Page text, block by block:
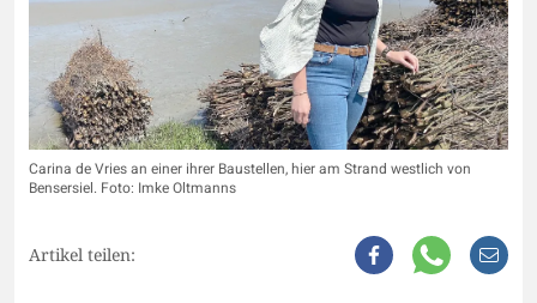
Carina de Vries an einer ihrer Baustellen, hier am Strand westlich von
Bensersiel. Foto: Imke Oltmanns
Artikel teilen: